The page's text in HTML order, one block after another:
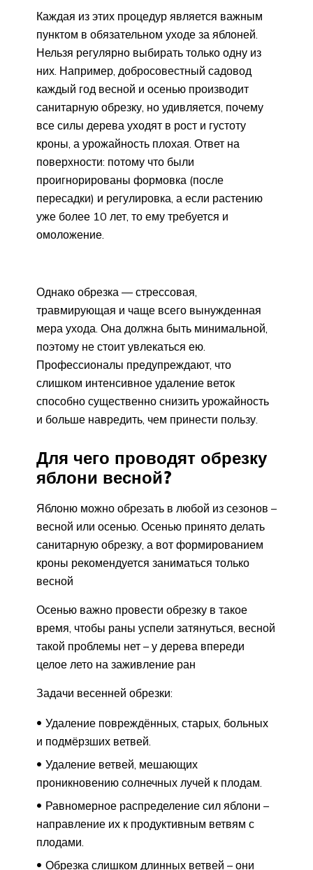
Каждая из этих процедур является важным
пунктом в обязательном уходе за яблоней.
Нельзя регулярно выбирать только одну из
них. Например, добросовестный садовод
каждый год весной и осенью производит
санитарную обрезку, но удивляется, почему
все силы дерева уходят в рост и густоту
кроны, а урожайность плохая. Ответ на
поверхности: потому что были
проигнорированы формовка (после
пересадки) и регулировка, а если растению
уже более 10 лет, то ему требуется и
омоложение.
Однако обрезка — стрессовая,
травмирующая и чаще всего вынужденная
мера ухода. Она должна быть минимальной,
поэтому не стоит увлекаться ею.
Профессионалы предупреждают, что
слишком интенсивное удаление веток
способно существенно снизить урожайность
и больше навредить, чем принести пользу.
Для чего проводят обрезку
яблони весной?
Яблоню можно обрезать в любой из сезонов –
весной или осенью. Осенью принято делать
санитарную обрезку, а вот формированием
кроны рекомендуется заниматься только
весной
Осенью важно провести обрезку в такое
время, чтобы раны успели затянуться, весной
такой проблемы нет – у дерева впереди
целое лето на заживление ран
Задачи весенней обрезки:
Удаление повреждённых, старых, больных
и подмёрзших ветвей.
Удаление ветвей, мешающих
проникновению солнечных лучей к плодам.
Равномерное распределение сил яблони –
направление их к продуктивным ветвям с
плодами.
Обрезка слишком длинных ветвей – они